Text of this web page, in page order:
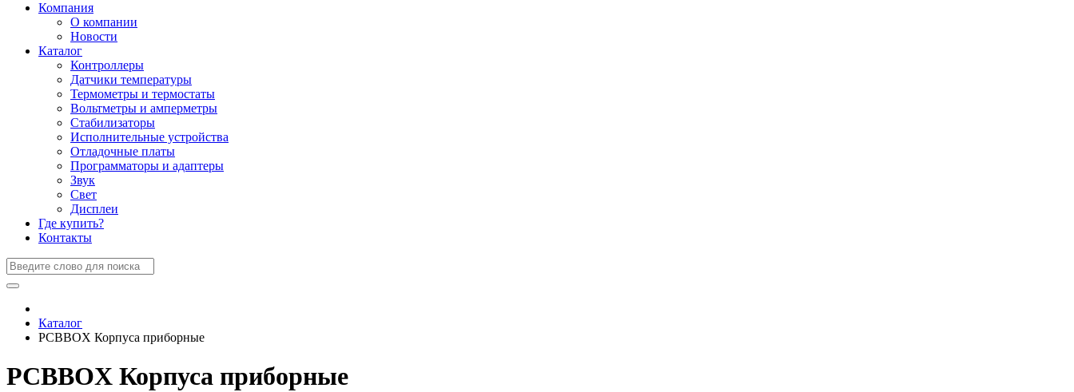
Компания
О компании
Новости
Каталог
Контроллеры
Датчики температуры
Термометры и термостаты
Вольтметры и амперметры
Стабилизаторы
Исполнительные устройства
Отладочные платы
Программаторы и адаптеры
Звук
Свет
Дисплеи
Где купить?
Контакты
Каталог
PCBBOX Корпуса приборные
PCBBOX Корпуса приборные